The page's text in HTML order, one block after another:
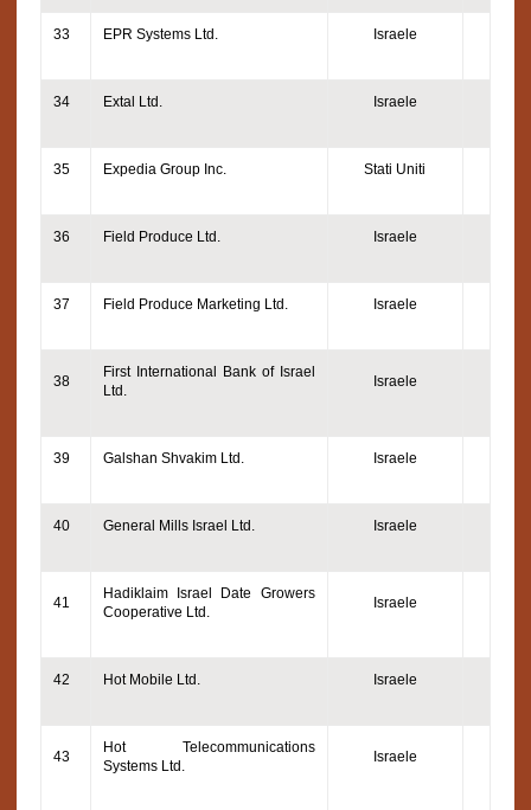
33 EPR Systems Ltd. Israele
34 Extal Ltd. Israele
35 Expedia Group Inc. Stati Uniti
36 Field Produce Ltd. Israele
37 Field Produce Marketing Ltd. Israele
38
First International Bank of Israel
Ltd.
Israele
39 Galshan Shvakim Ltd. Israele
40 General Mills Israel Ltd. Israele
41
Hadiklaim Israel Date Growers
Cooperative Ltd.
Israele
42 Hot Mobile Ltd. Israele
43
Hot Telecommunications
Systems Ltd.
Israele